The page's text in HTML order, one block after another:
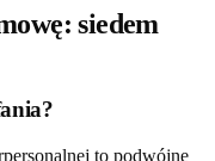
siedem
to podwójne